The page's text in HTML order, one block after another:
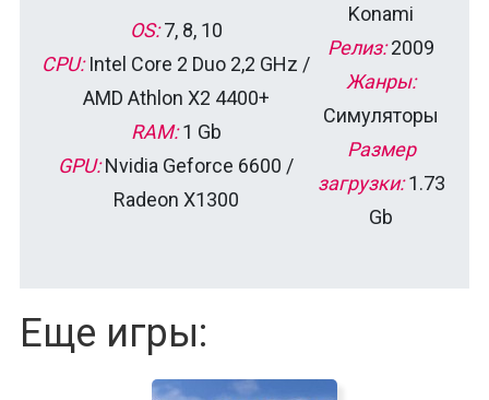
OS:7, 8, 10
CPU:Intel Core 2 Duo 2,2 GHz /
AMD Athlon X2 4400+
RAM:1 Gb
GPU:Nvidia Geforce 6600 /
Radeon Х1300
Konami
Релиз:2009
Жанры:
Симуляторы
Размер
загрузки:1.73
Gb
Еще игры: